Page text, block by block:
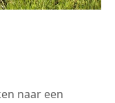
naar een